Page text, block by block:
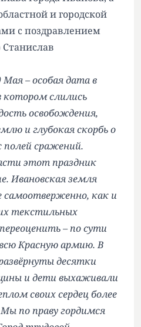
и городской
с поздравлением
– особая дата в
котором слились
освобождения,
и глубокая скорбь о
полей сражений.
этот праздник
Ивановская земля
самоотверженно, как и
текстильных
– по сути
Красную армию. В
десятки
и дети выхаживали
своих сердец более
по праву гордимся